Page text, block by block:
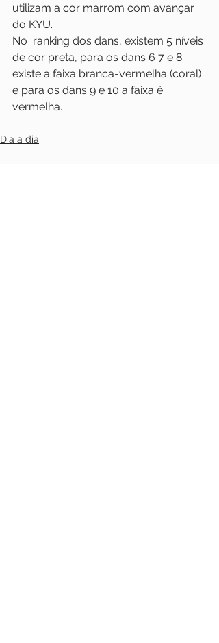
utilizam a cor marrom com avançar
do KYU.
No  ranking dos dans, existem 5 níveis
de cor preta, para os dans 6 7 e 8
existe a faixa branca-vermelha (coral)
e para os dans 9 e 10 a faixa é
vermelha.
Dia a dia